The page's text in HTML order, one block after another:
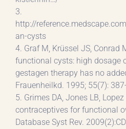
3.
http://
an-cysts
4. Graf M, Krüssel JS, Conrad
functional cysts: high dosage
gestagen therapy has no
Frauenheilkd. 1995; 55(7):
5. Grimes DA, Jones LB,
contraceptives for functional
Database Syst Rev.